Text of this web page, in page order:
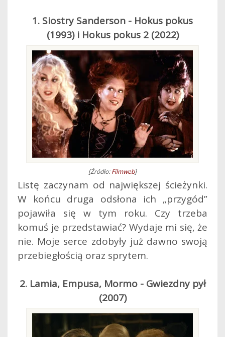
1. Siostry Sanderson - Hokus pokus
(1993) i Hokus pokus 2 (2022)
[Źródło:Filmweb]
Listę zaczynam od największej ścieżynki.
W końcu druga odsłona ich „przygód”
pojawiła się w tym roku. Czy trzeba
komuś je przedstawiać? Wydaje mi się, że
nie. Moje serce zdobyły już dawno swoją
przebiegłością oraz sprytem.
2. Lamia, Empusa, Mormo - Gwiezdny pył
(2007)